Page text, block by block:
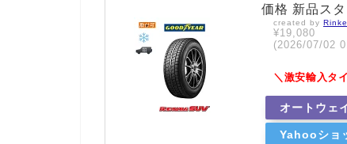
価格 新品ス
created by
¥19,080
(2026/07/02
＼激安輸入タ
オートウェ
Yahooショ